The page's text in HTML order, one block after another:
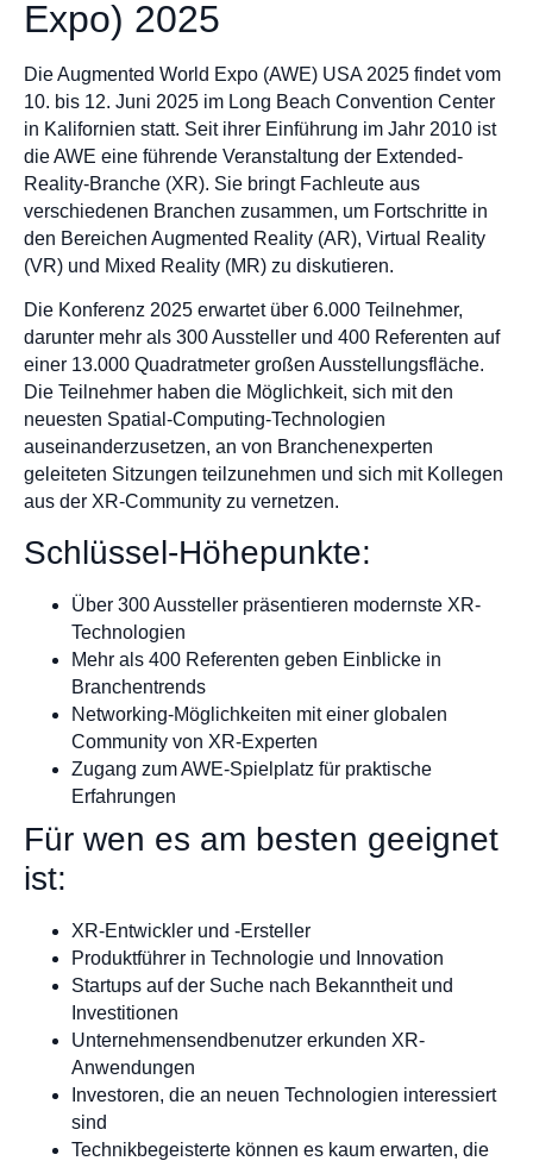
Expo) 2025
Die Augmented World Expo (AWE) USA 2025 findet vom
10. bis 12. Juni 2025 im Long Beach Convention Center
in Kalifornien statt. Seit ihrer Einführung im Jahr 2010 ist
die AWE eine führende Veranstaltung der Extended-
Reality-Branche (XR). Sie bringt Fachleute aus
verschiedenen Branchen zusammen, um Fortschritte in
den Bereichen Augmented Reality (AR), Virtual Reality
(VR) und Mixed Reality (MR) zu diskutieren.
Die Konferenz 2025 erwartet über 6.000 Teilnehmer,
darunter mehr als 300 Aussteller und 400 Referenten auf
einer 13.000 Quadratmeter großen Ausstellungsfläche.
Die Teilnehmer haben die Möglichkeit, sich mit den
neuesten Spatial-Computing-Technologien
auseinanderzusetzen, an von Branchenexperten
geleiteten Sitzungen teilzunehmen und sich mit Kollegen
aus der XR-Community zu vernetzen.
Schlüssel-Höhepunkte:
Über 300 Aussteller präsentieren modernste XR-
Technologien
Mehr als 400 Referenten geben Einblicke in
Branchentrends
Networking-Möglichkeiten mit einer globalen
Community von XR-Experten
Zugang zum AWE-Spielplatz für praktische
Erfahrungen
Für wen es am besten geeignet
ist:
XR-Entwickler und -Ersteller
Produktführer in Technologie und Innovation
Startups auf der Suche nach Bekanntheit und
Investitionen
Unternehmensendbenutzer erkunden XR-
Anwendungen
Investoren, die an neuen Technologien interessiert
sind
Technikbegeisterte können es kaum erwarten, die